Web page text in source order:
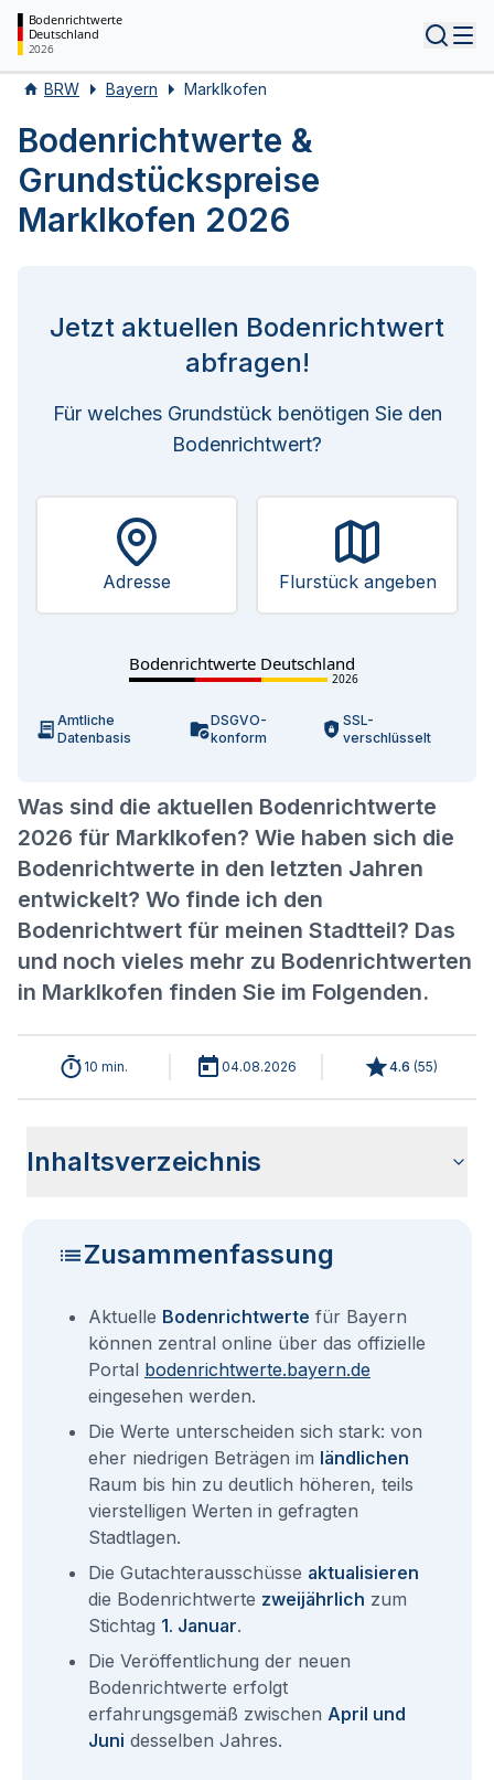
Bodenrichtwerte
Deutschland
2026
BRW Bayern Marklkofen
Bodenrichtwerte &
Grundstückspreise
Marklkofen 2026
Was sind die aktuellen Bodenrichtwerte
2026 für Marklkofen? Wie haben sich die
Bodenrichtwerte in den letzten Jahren
entwickelt? Wo finde ich den
Bodenrichtwert für meinen Stadtteil? Das
und noch vieles mehr zu Bodenrichtwerten
in Marklkofen finden Sie im Folgenden.
Jetzt aktuellen Bodenrichtwert
abfragen!
Für welches Grundstück benötigen Sie den
Bodenrichtwert?
Adresse Flurstück angeben
Bodenrichtwerte Deutschland
2026
Amtliche
Datenbasis
DSGVO-
konform
SSL-
verschlüsselt
10 min. 04.08.2026 4.6 (55)
Inhaltsverzeichnis
Bodenrichtwerten gleichzusetzen?
Marklkofen?
MarklkofenZusammenfassung
Aktuelle Bodenrichtwerte für Bayern
können zentral online über das offizielle
Portal bodenrichtwerte.bayern.de
eingesehen werden.
Die Werte unterscheiden sich stark: von
eher niedrigen Beträgen im ländlichen
Raum bis hin zu deutlich höheren, teils
vierstelligen Werten in gefragten
Stadtlagen.
Die Gutachterausschüsse aktualisieren
die Bodenrichtwerte zweijährlich zum
Stichtag 1. Januar.
Die Veröffentlichung der neuen
Bodenrichtwerte erfolgt
erfahrungsgemäß zwischen April und
Juni desselben Jahres.